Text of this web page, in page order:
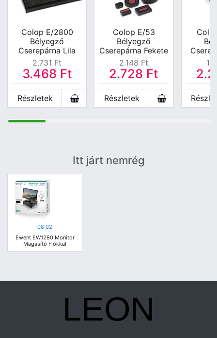
Colop E/2800
Bélyegző
Cserepárna Lila
2.731 Ft
3.468 Ft
Részletek
Colop E/53
Bélyegző
Cserepárna Fekete
2.148 Ft
2.728 Ft
Részletek
Itt járt nemrég
08:02
Ewent EW1280 Monitor
Magasító Fiókkal